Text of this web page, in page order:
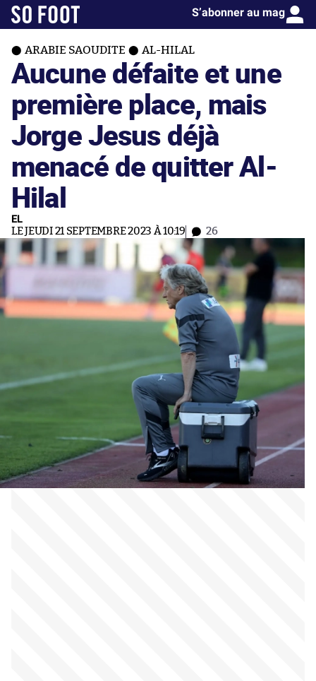
S’abonner au mag
ARABIE SAOUDITE AL-HILAL
Aucune défaite et une
première place, mais
Jorge Jesus déjà
menacé de quitter Al-
Hilal
EL
LE JEUDI 21 SEPTEMBRE 2023 À 10:19 26